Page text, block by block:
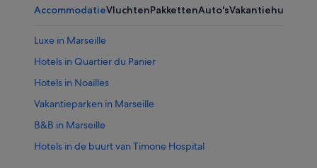
AccommodatieVluchtenPakkettenAuto'sVakantiehuizen
Luxe in Marseille
Hotels in Quartier du Panier
Hotels in Noailles
Vakantieparken in Marseille
B&B in Marseille
Hotels in de buurt van Timone Hospital